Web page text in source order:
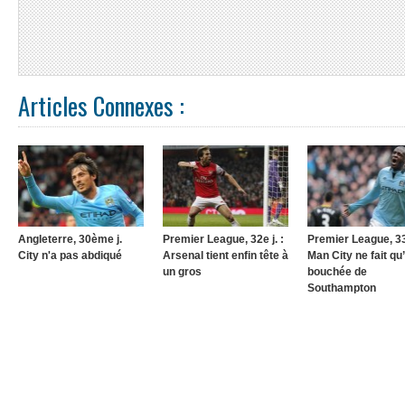
Articles Connexes :
Angleterre, 30ème j.
City n'a pas abdiqué
Premier League, 32e j. :
Arsenal tient enfin tête à
un gros
Premier League,
Man City ne fait
bouchée de
Southampton